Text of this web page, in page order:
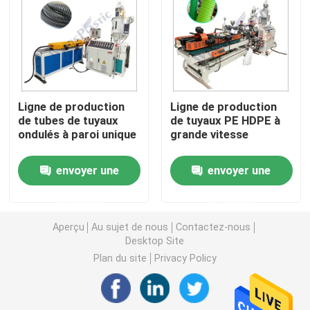
Machine d'extrudeuse de tuyau de PVC
Chaîne de production de tuyau de PPR
Machine d'extrudeuse de tuyau de PE
Machine ondulée d'extrudeuse de tuyau
Pp attachent la chaîne de production
Machine en plastique d'extrudeuse de feuille
Ligne de production
de tubes de tuyaux
ondulés à paroi unique
envoyer une
Ligne de production
de tuyaux PE HDPE à
grande vitesse
envoyer une
Aperçu Au sujet de nous
Contactez-nous
Desktop Site
Plan du site
Privacy Policy